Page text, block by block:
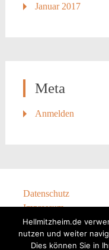
Januar 2017
Meta
Anmelden
Datenschutz
Impressum
Hellmitzheim.de
nutzen und weiter
Dies können Sie in